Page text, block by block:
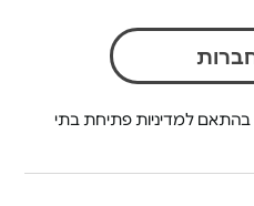
למדיניות פתיחת בתי